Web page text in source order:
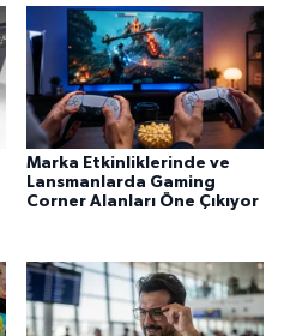
Marka Etkinliklerinde ve
Lansmanlarda Gaming
Corner Alanları Öne Çıkıyor